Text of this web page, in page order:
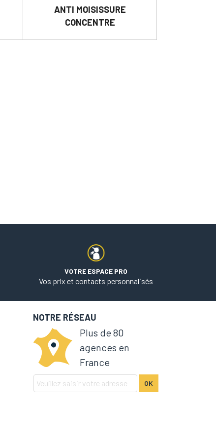
ANTI MOISISSURE
CONCENTRE
DÉTAILS
VOTRE ESPACE PRO
Vos prix et contacts personnalisés
NOTRE RÉSEAU
Plus de 80
agences en
France
OK